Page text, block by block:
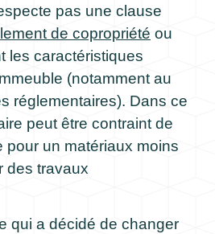
pas une clause
de copropriété ou
les caractéristiques
(notamment au
réglementaires). Dans ce
peut être contraint de
pour un matériaux moins
des travaux
qui a décidé de changer